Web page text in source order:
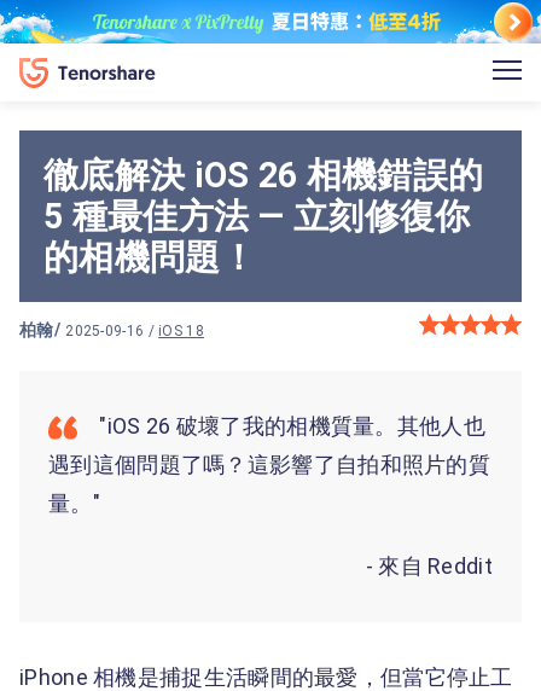
徹底解決 iOS 26 相機錯誤的
5 種最佳方法 — 立刻修復你
的相機問題！
柏翰/ 2025-09-16 / iOS 18
"iOS 26 破壞了我的相機質量。其他人也
遇到這個問題了嗎？這影響了自拍和照片的質
量。"
- 來自 Reddit
iPhone 相機是捕捉生活瞬間的最愛，但當它停止工